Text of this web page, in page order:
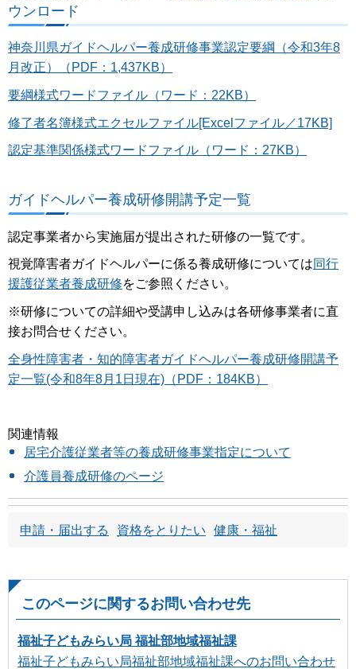
ウンロード
神奈川県ガイドヘルパー養成研修事業認定要綱（令和3年8
月改正）（PDF：1,437KB）
要綱様式ワードファイル（ワード：22KB）
修了者名簿様式エクセルファイル[Excelファイル／17KB]
認定基準関係様式ワードファイル（ワード：27KB）
ガイドヘルパー養成研修開講予定一覧
認定事業者から実施届が提出された研修の一覧です。
視覚障害者ガイドヘルパーに係る養成研修については同行
援護従業者養成研修をご参照ください。
※研修についての詳細や受講申し込みは各研修事業者に直
接お問合せください。
全身性障害者・知的障害者ガイドヘルパー養成研修開講予
定一覧(令和8年8月1日現在)（PDF：184KB）
関連情報
居宅介護従業者等の養成研修事業指定について
介護員養成研修のページ
申請・届出する 資格をとりたい 健康・福祉
このページに関するお問い合わせ先
福祉子どもみらい局 福祉部地域福祉課
福祉子どもみらい局福祉部地域福祉課へのお問い合わせ